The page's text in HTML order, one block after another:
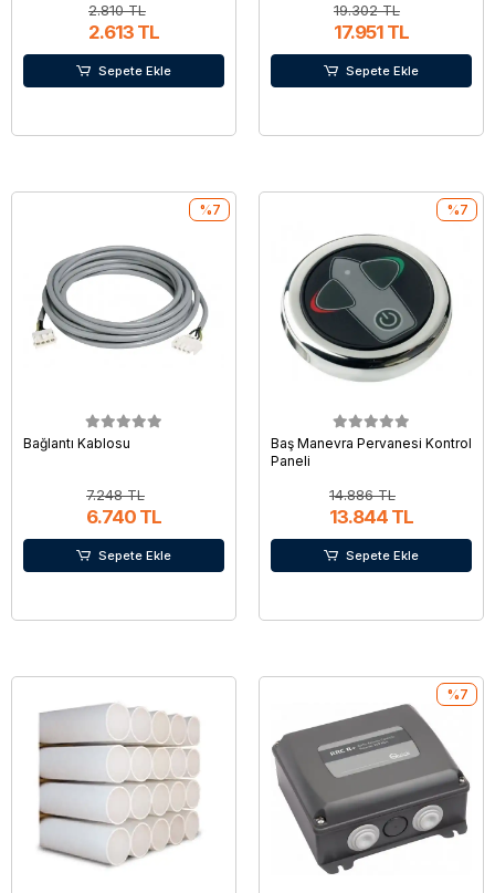
2.810 TL
2.613 TL
Sepete Ekle
19.302 TL
17.951 TL
Sepete Ekle
Bağlantı Kablosu
7.248 TL
6.740 TL
%7
Sepete Ekle
Baş Manevra Pervanesi Kontrol
Paneli
14.886 TL
13.844 TL
%7
Sepete Ekle
%7